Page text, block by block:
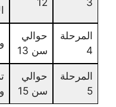
المرحلة
4
حوالي
سن 13
المرحلة
5
حوالي
سن 15